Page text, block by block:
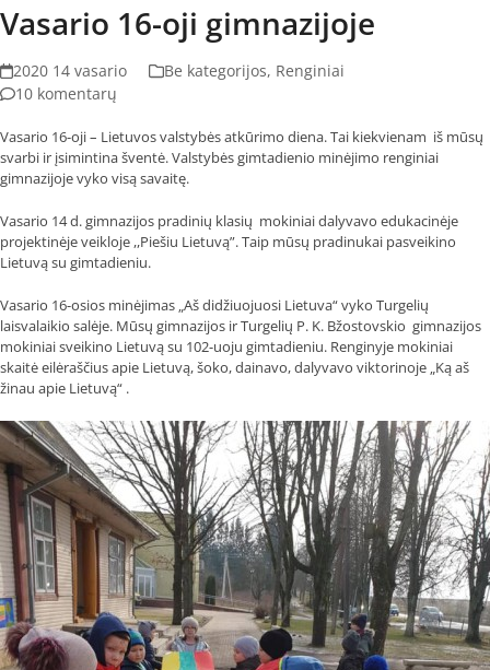
Vasario 16-oji gimnazijoje
2020 14 vasario Be kategorijos, Renginiai
10 komentarų
Vasario 16-oji – Lietuvos valstybės atkūrimo diena. Tai kiekvienam iš mūsų
svarbi ir įsimintina šventė. Valstybės gimtadienio minėjimo renginiai
gimnazijoje vyko visą savaitę.
Vasario 14 d. gimnazijos pradinių klasių mokiniai dalyvavo edukacinėje
projektinėje veikloje ,,Piešiu Lietuvą”. Taip mūsų pradinukai pasveikino
Lietuvą su gimtadieniu.
Vasario 16-osios minėjimas „Aš didžiuojuosi Lietuva“ vyko Turgelių
laisvalaikio salėje. Mūsų gimnazijos ir Turgelių P. K. Bžostovskio gimnazijos
mokiniai sveikino Lietuvą su 102-uoju gimtadieniu. Renginyje mokiniai
skaitė eilėraščius apie Lietuvą, šoko, dainavo, dalyvavo viktorinoje „Ką aš
žinau apie Lietuvą“ .